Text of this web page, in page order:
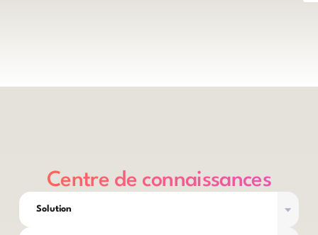
Centre de connaissances
Solution